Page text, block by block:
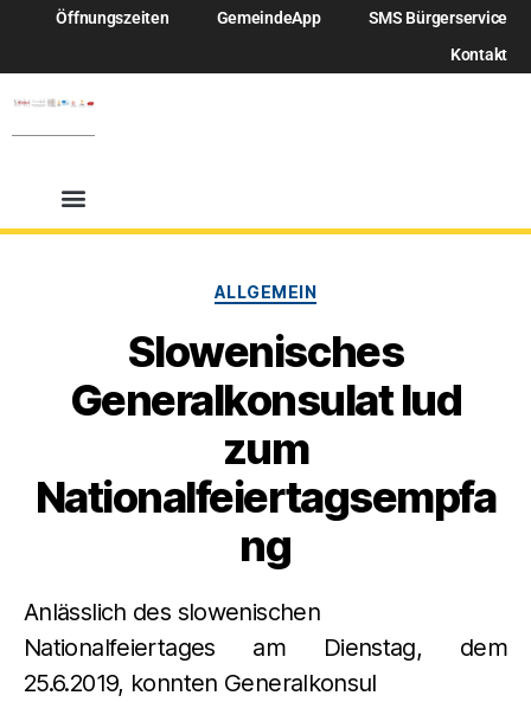
Öffnungszeiten GemeindeApp
SMS Bürgerservice
Kontakt
ALLGEMEIN
Slowenisches
Generalkonsulat lud
zum
Nationalfeiertagsempfa
ng
Anlässlich des slowenischen
Nationalfeiertages am Dienstag, dem
25.6.2019, konnten Generalkonsul